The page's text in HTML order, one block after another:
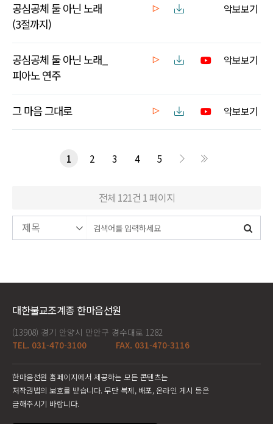
공심공체 둘 아닌 노래
(3절까지)
악보보기
공심공체 둘 아닌 노래_
피아노 연주
악보보기
그 마음 그대로 악보보기
1 2 3 4 5
전체 121건 1 페이지
대한불교조계종 한마음선원
(13908) 경기 안양시 만안구 경수대로 1282
TEL. 031-470-3100
FAX. 031-470-3116
한마음선원 홈페이지에서 제공하는 모든 콘텐츠는
저작권법의 보호를 받습니다. 무단 복제, 배포, 온라인 게시 등은
금해주시기 바랍니다.